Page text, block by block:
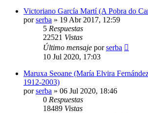
Victoriano García Martí (A Pobra do
porserba » 19 Abr 2017, 12:59
5 Respuestas
22521 Vistas
Último mensaje porserba
10 Jul 2020, 17:03
Maruxa Seoane (María Elvira
1912-2003)
porserba » 06 Jul 2020, 18:46
0 Respuestas
18489 Vistas